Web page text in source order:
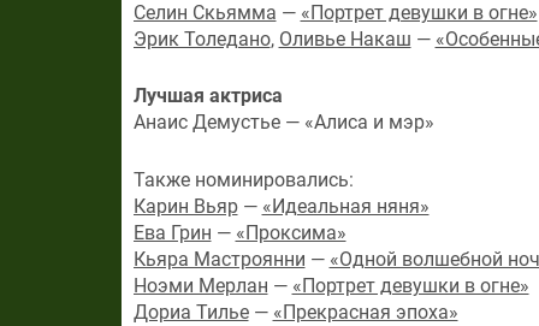
Селин Скьямма — «Портрет девушки в огне»
Эрик Толедано, Оливье Накаш —
Лучшая актриса
Анаис Демустье — «Алиса и мэр»
Также номинировались:
Карин Вьяр— «Идеальная няня»
Ева Грин — «Проксима»
Кьяра Мастроянни — «Одной волшебной
Ноэми Мерлан — «Портрет девушки в огне»
Дориа Тилье— «Прекрасная эпоха»